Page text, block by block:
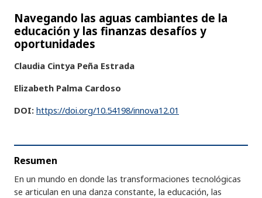
Navegando las aguas cambiantes de la
educación y las finanzas desafíos y
oportunidades
Claudia Cintya Peña Estrada
Elizabeth Palma Cardoso
DOI: https://doi.org/10.54198/innova12.01
Resumen
En un mundo en donde las transformaciones tecnológicas
se articulan en una danza constante, la educación, las